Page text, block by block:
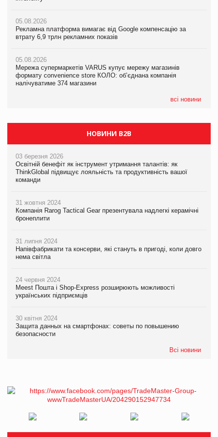
05.08.2026
Рекламна платформа вимагає від Google компенсацію за
втрату 6,9 трлн рекламних показів
05.08.2026
Мережа супермаркетів VARUS купує мережу магазинів
формату convenience store КОЛО: об’єднана компанія
налічуватиме 374 магазини
всі новини
05.08.2026
Сергій Лісунов про заморожені хлібобулочні вироби на
04.08.2026
Через атаку РФ у Дніпрі пошкоджено склад шоколаду
Millennium
05.08.2026
Рекламна платформа вимагає від Google компенсацію за
втрату 6,9 трлн рекламних показів
05.08.2026
Adidas витратила понад $1 млрд на маркетинг за квартал
НОВИНИ B2B
03 березня 2026
Освітній бенефіт як інструмент утримання талантів: як
ThinkGlobal підвищує лояльність та продуктивність вашої
команди
31 жовтня 2024
Компанія Rarog Tactical Gear презентувала надлегкі керамічні
бронеплити
31 липня 2024
Напівфабрикати та консерви, які стануть в пригоді, коли довго
нема світла
24 червня 2024
Meest Пошта і Shop-Express розширюють можливості
українських підприємців
30 квітня 2024
Защита данных на смартфонах: советы по повышению
безопасности
Всі новини